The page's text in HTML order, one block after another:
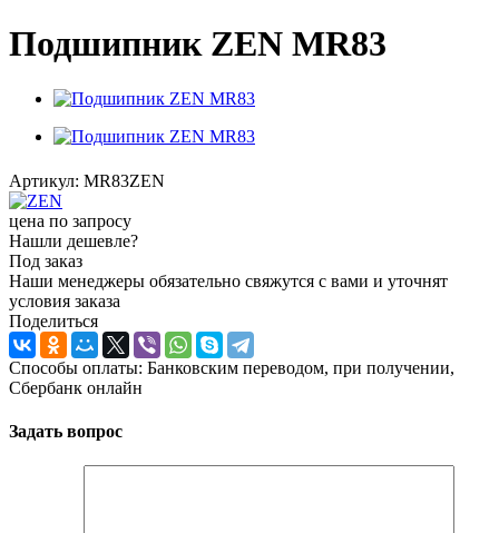
Подшипник ZEN MR83
Артикул: MR83ZEN
цена по запросу
Нашли дешевле?
Под заказ
Наши менеджеры обязательно свяжутся с вами и уточнят
условия заказа
Поделиться
Способы оплаты: Банковским переводом, при получении,
Сбербанк онлайн
Задать вопрос